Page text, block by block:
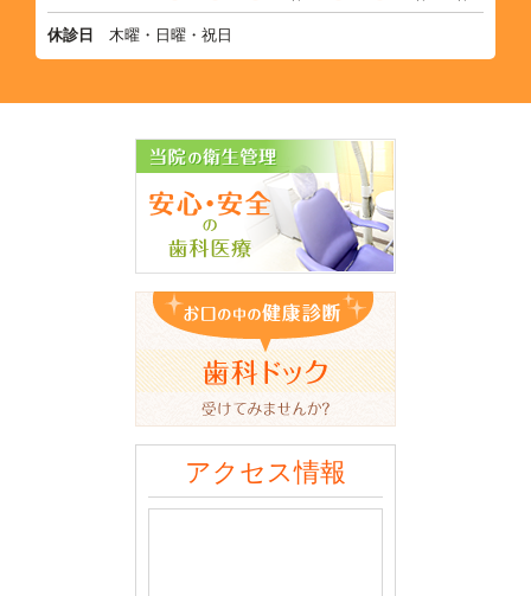
休診日 木曜・日曜・祝日
アクセス情報